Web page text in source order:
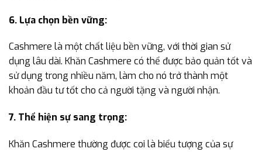
6. Lựa chọn bền vững:
Cashmere là một chất liệu bền vững, với thời gian sử
dụng lâu dài. Khăn Cashmere có thể được bảo quản tốt và
sử dụng trong nhiều năm, làm cho nó trở thành một
khoản đầu tư tốt cho cả người tặng và người nhận.
7. Thể hiện sự sang trọng:
Khăn Cashmere thường được coi là biểu tượng của sự